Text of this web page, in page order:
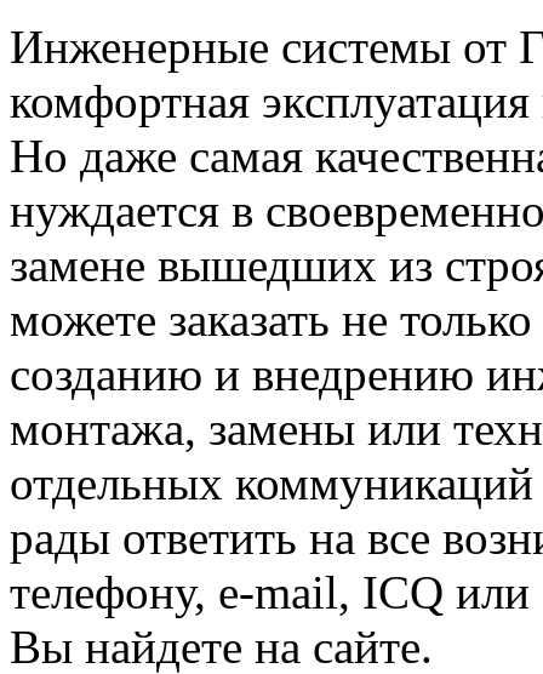
Инженерные системы от
комфортная
Но даже самая
нуждается в
замене вышедших из
можете заказать не
созданию и внедрению
монтажа, замены или
отдельных
рады ответить на все
телефону, e-mail, ICQ
Вы найдете на сайте.